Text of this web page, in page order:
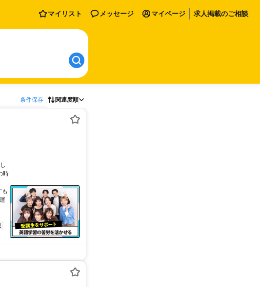
マイリスト メッセージ マイページ 求人掲載のご相談
条件保存 関連度順
時
も